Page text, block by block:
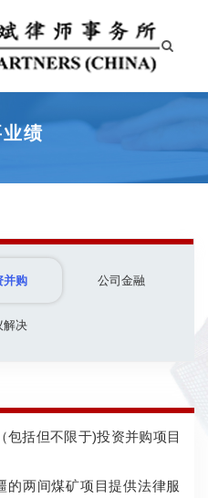
绩
并购 公司金融
解决
包括但不限于)投资并购项目
的两间煤矿项目提供法律服